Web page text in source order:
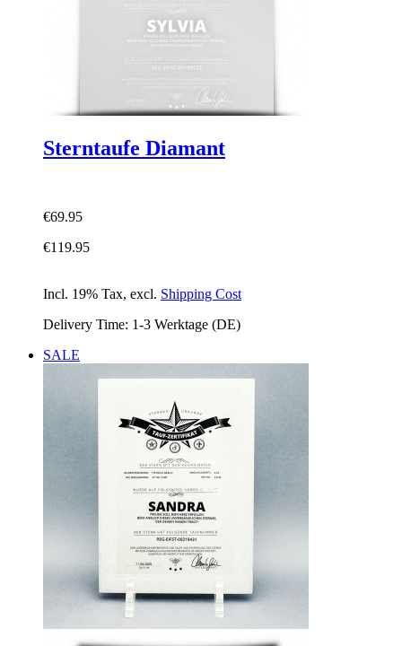
Sterntaufe Diamant
€69.95
€119.95
Incl. 19% Tax, excl. Shipping Cost
Delivery Time: 1-3 Werktage (DE)
SALE